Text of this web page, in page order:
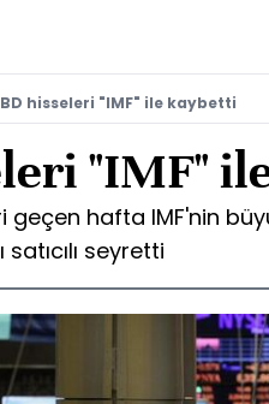
hisseleri "IMF" ile kaybetti
"IMF"
geçen hafta IMF'nin
seyretti